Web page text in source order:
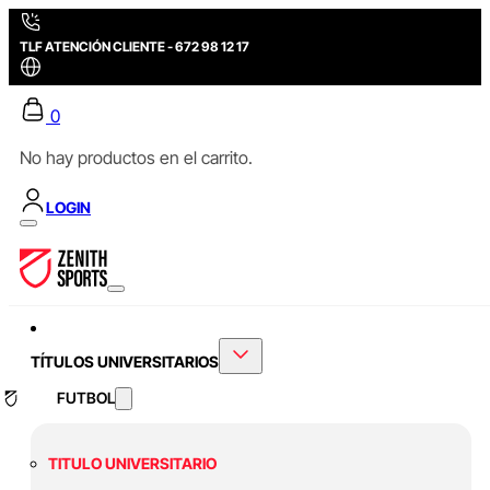
TLF ATENCIÓN CLIENTE - 672 98 12 17
0
No hay productos en el carrito.
LOGIN
TÍTULOS UNIVERSITARIOS
FUTBOL
TITULO UNIVERSITARIO